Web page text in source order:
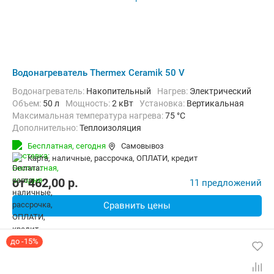
Водонагреватель Thermex Ceramik 50 V
Водонагреватель: Накопительный нагрев: Электрический
Объем: 50 л Мощность:2 кВт Установка: Вертикальная
Максимальная температура нагрева:75 °C
Дополнительно:Теплоизоляция
Бесплатная, сегодня
Самовывоз
карта, наличные, рассрочка, ОПЛАТИ, кредит
от462,00 p. 11 предложений
Сравнить цены
до -15%